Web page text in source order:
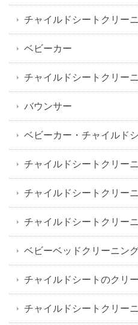
チャイルドシートクリー
ベビーカー
チャイルドシートクリー
バウンサー
ベビーカー・チャイルド
チャイルドシートクリー
チャイルドシートクリー
チャイルドシートクリー
ベビーベッドクリーニン
チャイルドシートのクリ
チャイルドシートクリ